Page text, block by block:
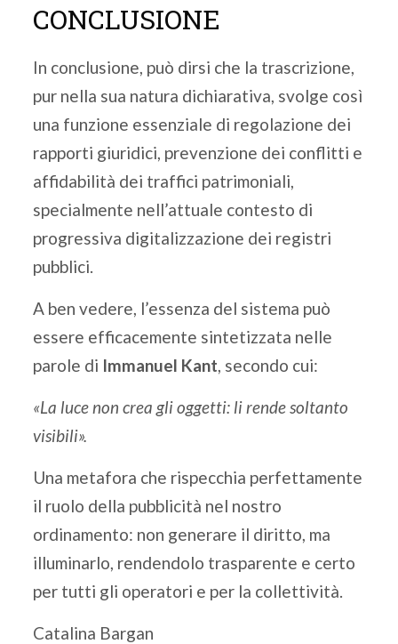
CONCLUSIONE
In conclusione, può dirsi che la trascrizione,
pur nella sua natura dichiarativa, svolge così
una funzione essenziale di regolazione dei
rapporti giuridici, prevenzione dei conflitti e
affidabilità dei traffici patrimoniali,
specialmente nell’attuale contesto di
progressiva digitalizzazione dei registri
pubblici.
A ben vedere, l’essenza del sistema può
essere efficacemente sintetizzata nelle
parole di Immanuel Kant, secondo cui:
«La luce non crea gli oggetti: li rende soltanto
visibili».
Una metafora che rispecchia perfettamente
il ruolo della pubblicità nel nostro
ordinamento: non generare il diritto, ma
illuminarlo, rendendolo trasparente e certo
per tutti gli operatori e per la collettività.
Catalina Bargan